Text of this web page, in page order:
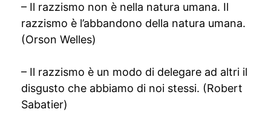
– Il razzismo non è nella natura umana. Il
razzismo è l’abbandono della natura umana.
(Orson Welles)
– Il razzismo è un modo di delegare ad altri il
disgusto che abbiamo di noi stessi. (Robert
Sabatier)